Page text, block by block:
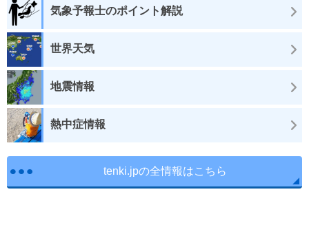
気象予報士のポイント解説
世界天気
地震情報
熱中症情報
tenki.jpの全情報はこちら